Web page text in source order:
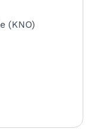
(KNO)